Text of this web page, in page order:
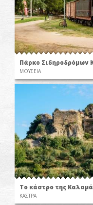
Πάρκο Σιδηροδρόμων
ΜΟΥΣΕΙΑ
Το κάστρο της
ΚΑΣΤΡΑ